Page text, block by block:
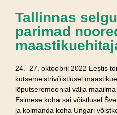
Tallinnas
parimad
24.–27. oktoobril 2022 Eestis
kutsemeistrivõistlusel
lõputseremoonial välja
Esimese koha sai võistlusel
ja kolmanda koha Ungari